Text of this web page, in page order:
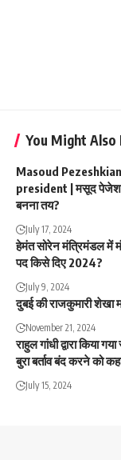
You Might Also
Masoud
president | मसूद
बनना तय?
July 17, 2024
हेमंत सोरेन मंत्रिमंडल में
पद किसे दिए 2024?
July 9, 2024
दुबई की राजकुमारी शेखा
November 21, 2024
राहुल गांधी द्वारा किया
बुरा बर्ताव बंद करने को
July 15, 2024